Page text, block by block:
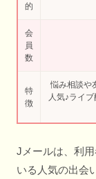
的
会
員
数
特
徴
悩み相談や
人気♪ライ
Jメールは、利
いる人気の出会